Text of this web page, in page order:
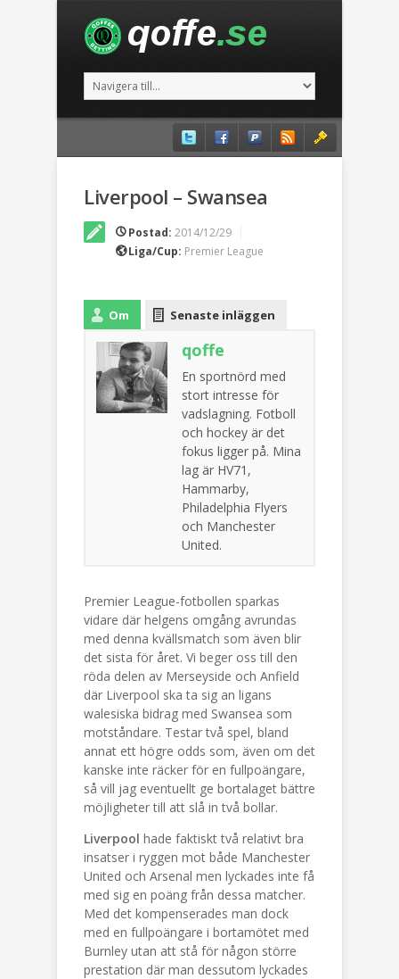
Liverpool – Swansea
Postad: 2014/12/29
Liga/Cup: Premier League
Om Senaste inläggen
qoffe
En sportnörd med
stort intresse för
vadslagning. Fotboll
och hockey är det
fokus ligger på. Mina
lag är HV71,
Hammarby,
Philadelphia Flyers
och Manchester
United.
Premier League-fotbollen sparkas
vidare där helgens omgång avrundas
med denna kvällsmatch som även blir
det sista för året. Vi beger oss till den
röda delen av Merseyside och Anfield
där Liverpool ska ta sig an ligans
walesiska bidrag med Swansea som
motståndare. Testar två spel, bland
annat ett högre odds som, även om det
kanske inte räcker för en fullpoängare,
så vill jag eventuellt ge bortalaget bättre
möjligheter till att slå in två bollar.
Liverpool hade faktiskt två relativt bra
insatser i ryggen mot både Manchester
United och Arsenal men lyckades inte få
med sig en poäng från dessa matcher.
Med det kompenserades man dock
med en fullpoängare i bortamötet med
Burnley utan att stå för någon större
prestation där man dessutom lyckades